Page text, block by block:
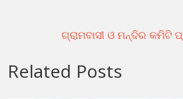
ଗ୍ରାମବାସୀ ଓ ମନ୍ଦିର କମିଟି
Related Posts